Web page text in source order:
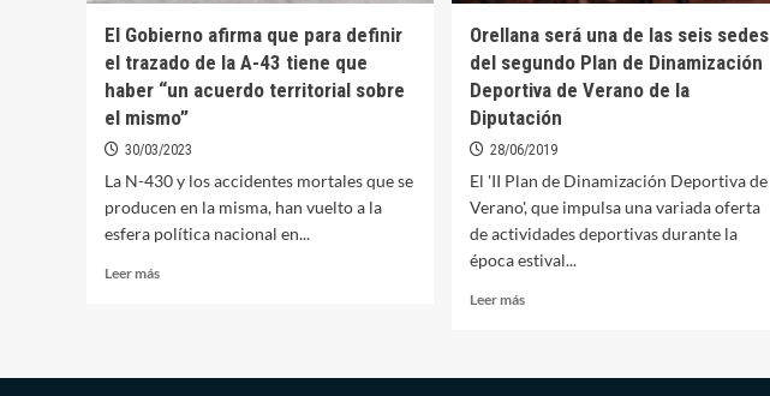
El Gobierno afirma que para definir
el trazado de la A-43 tiene que
haber “un acuerdo territorial sobre
el mismo”
30/03/2023
La N-430 y los accidentes mortales que se
producen en la misma, han vuelto a la
esfera política nacional en...
Leer másLeer
afirma
Orellana será una de las seis sedes
del segundo Plan de Dinamización
Deportiva de Verano de la
Diputación
28/06/2019
El 'II Plan de Dinamización Deportiva de
Verano', que impulsa una variada oferta
de actividades deportivas durante la
época estival...
Leer másLeer